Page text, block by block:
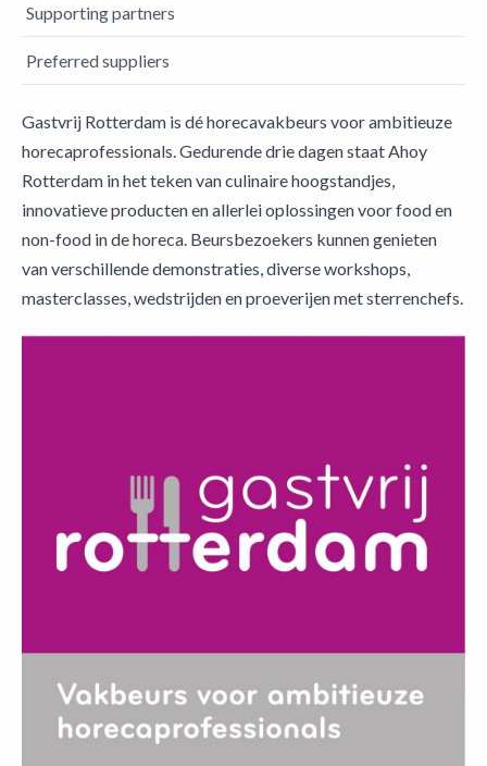
Supporting partners
Preferred suppliers
Gastvrij Rotterdam is dé horecavakbeurs voor ambitieuze
horecaprofessionals. Gedurende drie dagen staat Ahoy
Rotterdam in het teken van culinaire hoogstandjes,
innovatieve producten en allerlei oplossingen voor food en
non-food in de horeca. Beursbezoekers kunnen genieten
van verschillende demonstraties, diverse workshops,
masterclasses, wedstrijden en proeverijen met sterrenchefs.